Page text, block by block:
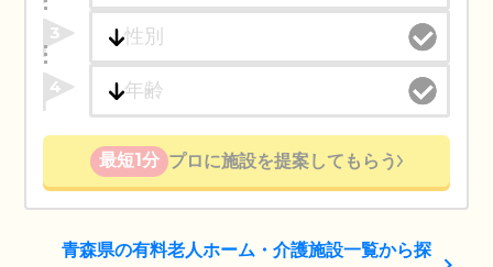
3
4
最短1分 プロに施設を提案してもらう
青森県の有料老人ホーム・介護施設一覧から探